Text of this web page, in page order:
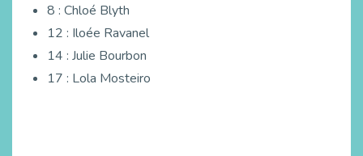
8 : Chloé Blyth
12 : Iloée Ravanel
14 : Julie Bourbon
17 : Lola Mosteiro